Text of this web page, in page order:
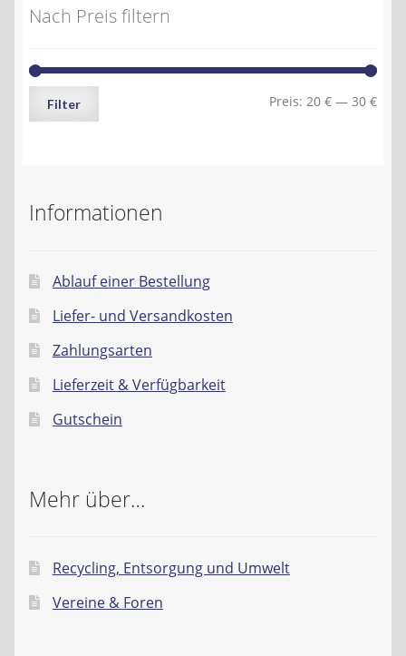
Nach Preis filtern
Min.
Max.
Filter Preis: 20 € — 30 €
Informationen
Ablauf einer Bestellung
Liefer- und Versandkosten
Zahlungsarten
Lieferzeit & Verfügbarkeit
Gutschein
Mehr über…
Recycling, Entsorgung und Umwelt
Vereine & Foren